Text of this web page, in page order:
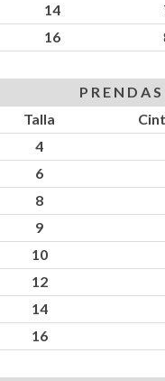
14
16
Talla
4
6
8
9
10
12
14
16